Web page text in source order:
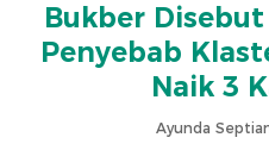
Bukber
Penyebab
Naik 3
Ayunda